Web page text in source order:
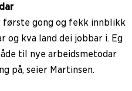
gong og fekk innblikk
og kva land dei jobbar i. Eg
til nye arbeidsmetodar
på, seier Martinsen.